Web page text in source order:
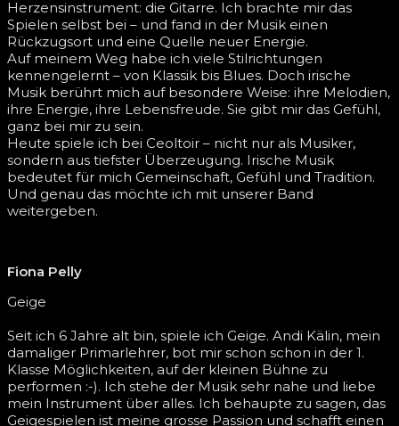
Herzensinstrument: die Gitarre. Ich brachte mir das
Spielen selbst bei – und fand in der Musik einen
Rückzugsort und eine Quelle neuer Energie.
Auf meinem Weg habe ich viele Stilrichtungen
kennengelernt – von Klassik bis Blues. Doch irische
Musik berührt mich auf besondere Weise: ihre Melodien,
ihre Energie, ihre Lebensfreude. Sie gibt mir das Gefühl,
ganz bei mir zu sein.
Heute spiele ich bei Ceoltoir – nicht nur als Musiker,
sondern aus tiefster Überzeugung. Irische Musik
bedeutet für mich Gemeinschaft, Gefühl und Tradition.
Und genau das möchte ich mit unserer Band
weitergeben.
Fiona Pelly
Geige
Seit ich 6 Jahre alt bin, spiele ich Geige. Andi Kälin, mein
damaliger Primarlehrer, bot mir schon schon in der 1.
Klasse Möglichkeiten, auf der kleinen Bühne zu
performen :-). Ich stehe der Musik sehr nahe und liebe
mein Instrument über alles. Ich behaupte zu sagen, das
Geigespielen ist meine grosse Passion und schafft einen